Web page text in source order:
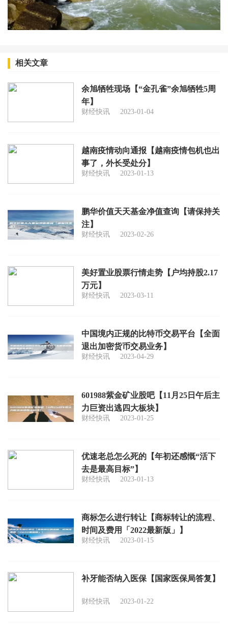
相关文章
余旭牺牲现场【“金孔雀”余旭牺牲5周
年】
财经快讯 2023-01-04
越南疫情动向通报【越南疫情包机也出
事了，外长受处分】
财经快讯 2023-01-13
鹏华价值天天基金净值查询【请保持关
注】
财经快讯 2023-02-26
美好置业股票行情走势【户均持股2.17
万元】
财经快讯 2023-03-11
中国境内正规的比特币交易平台【全面
退出加密货币交易业务】
财经快讯 2023-04-29
601988紫金矿业股吧【11月25日午后主
力巨资出逃四大板块】
财经快讯 2023-01-25
优速老总怎么死的【年初还感慨“活下
去是最高目标”】
财经快讯 2023-01-13
商标怎么进行转让【商标转让的流程、
时间及费用「2022最新版」】
财经快讯 2023-01-15
补牙能否纳入医保【国家医保局答复】
财经快讯 2023-01-22